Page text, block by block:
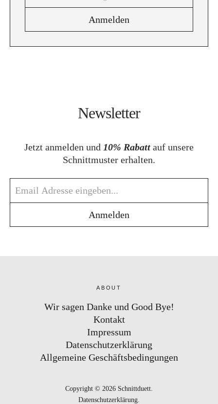
Newsletter
Jetzt anmelden und 10% Rabatt auf unsere
Schnittmuster erhalten.
ABOUT
Wir sagen Danke und Good Bye!
Kontakt
Impressum
Datenschutzerklärung
Allgemeine Geschäftsbedingungen
Copyright © 2026 Schnittduett
Datenschutzerklärung